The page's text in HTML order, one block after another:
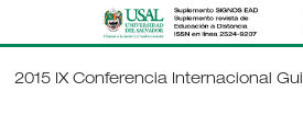
2015 IX Conferencia Internacional